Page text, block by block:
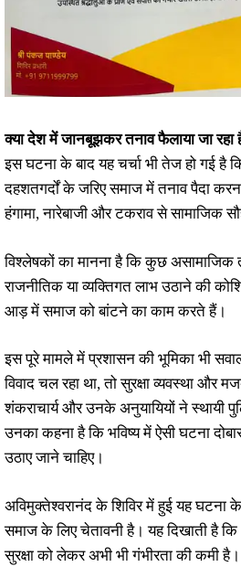
क्या देश में जानबूझकर तनाव फैलाया जा रहा
इस घटना के बाद यह चर्चा भी तेज हो गई
दहशतगर्दों के जरिए समाज में तनाव पैदा
हंगामा, नारेबाजी और टकराव से सामाजिक
विश्लेषकों का मानना है कि कुछ असामाजिक
राजनीतिक या व्यक्तिगत लाभ उठाने की
आड़ में समाज को बांटने का काम करते हैं।
इस पूरे मामले में प्रशासन की भूमिका भी
विवाद चल रहा था, तो सुरक्षा व्यवस्था और
शंकराचार्य और उनके अनुयायियों ने स्थायी
उनका कहना है कि भविष्य में ऐसी घटना
उठाए जाने चाहिए।
अविमुक्तेश्वरानंद के शिविर में हुई यह घटना
समाज के लिए चेतावनी है। यह दिखाती है
सुरक्षा को लेकर अभी भी गंभीरता की कमी है।